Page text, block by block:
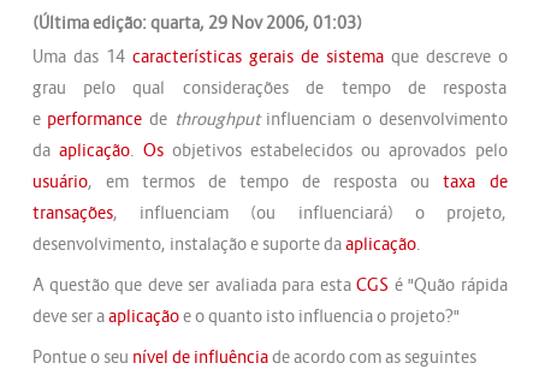
(Última edição: quarta, 29 Nov 2006, 01:03)
Uma das 14 características gerais de sistemaque descreve o
grau pelo qual considerações de tempo de resposta
e performance de throughputinfluenciam o desenvolvimento
da aplicação. Osobjetivos estabelecidos ou aprovados pelo
usuário, em termos de tempo de resposta outaxa de
transações, influenciam (ou influenciará) o projeto,
desenvolvimento, instalação e suporte daaplicação.
A questão que deve ser avaliada para estaCGS é "Quão rápida
deve ser aaplicaçãoe o quanto isto influencia o projeto?"
Pontue o seu nível de influênciade acordo com as seguintes